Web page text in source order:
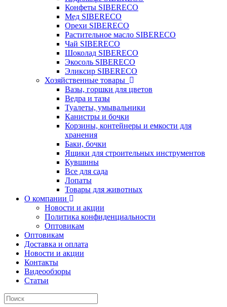
Конфеты SIBERECO
Мед SIBERECO
Орехи SIBERECO
Растительное масло SIBERECO
Чай SIBERECO
Шоколад SIBERECO
Экосоль SIBERECO
Эликсир SIBERECO
Хозяйственные товары
Вазы, горшки для цветов
Ведра и тазы
Туалеты, умывальники
Канистры и бочки
Корзины, контейнеры и емкости для
хранения
Баки, бочки
Ящики для строительных инструментов
Кувшины
Все для сада
Лопаты
Товары для животных
О компании
Новости и акции
Политика конфиденциальности
Оптовикам
Оптовикам
Доставка и оплата
Новости и акции
Контакты
Видеообзоры
Статьи